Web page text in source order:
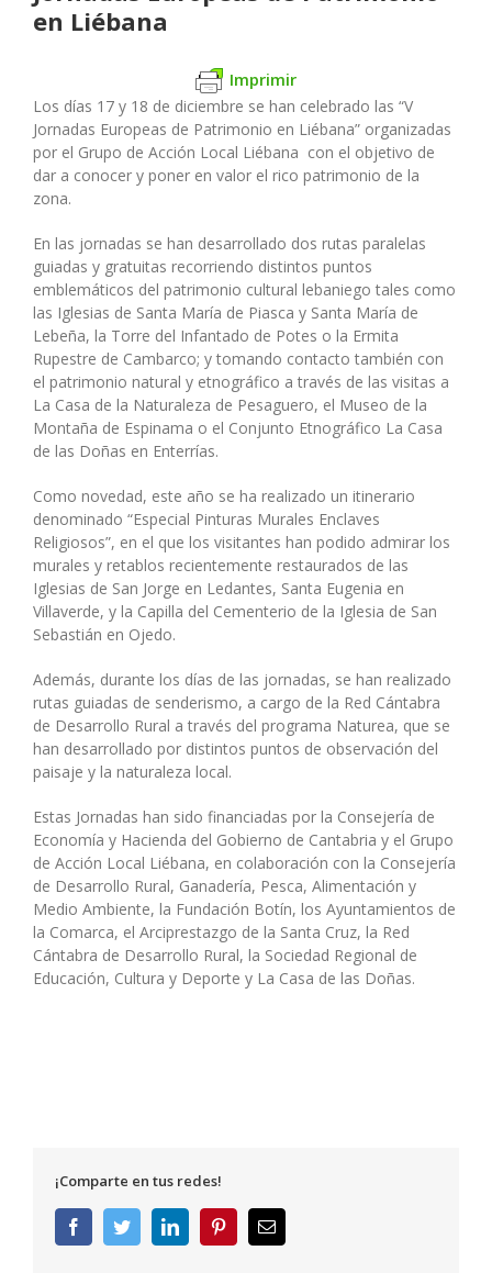
en Liébana
Imprimir
Los días 17 y 18 de diciembre se han celebrado las “V
Jornadas Europeas de Patrimonio en Liébana” organizadas
por el Grupo de Acción Local Liébana con el objetivo de
dar a conocer y poner en valor el rico patrimonio de la
zona.
En las jornadas se han desarrollado dos rutas paralelas
guiadas y gratuitas recorriendo distintos puntos
emblemáticos del patrimonio cultural lebaniego tales como
las Iglesias de Santa María de Piasca y Santa María de
Lebeña, la Torre del Infantado de Potes o la Ermita
Rupestre de Cambarco; y tomando contacto también con
el patrimonio natural y etnográfico a través de las visitas a
La Casa de la Naturaleza de Pesaguero, el Museo de la
Montaña de Espinama o el Conjunto Etnográfico La Casa
de las Doñas en Enterrías.
Como novedad, este año se ha realizado un itinerario
denominado “Especial Pinturas Murales Enclaves
Religiosos”, en el que los visitantes han podido admirar los
murales y retablos recientemente restaurados de las
Iglesias de San Jorge en Ledantes, Santa Eugenia en
Villaverde, y la Capilla del Cementerio de la Iglesia de San
Sebastián en Ojedo.
Además, durante los días de las jornadas, se han realizado
rutas guiadas de senderismo, a cargo de la Red Cántabra
de Desarrollo Rural a través del programa Naturea, que se
han desarrollado por distintos puntos de observación del
paisaje y la naturaleza local.
Estas Jornadas han sido financiadas por la Consejería de
Economía y Hacienda del Gobierno de Cantabria y el Grupo
de Acción Local Liébana, en colaboración con la Consejería
de Desarrollo Rural, Ganadería, Pesca, Alimentación y
Medio Ambiente, la Fundación Botín, los Ayuntamientos de
la Comarca, el Arciprestazgo de la Santa Cruz, la Red
Cántabra de Desarrollo Rural, la Sociedad Regional de
Educación, Cultura y Deporte y La Casa de las Doñas.
¡Comparte en tus redes!
FacebookTwitterLinkedInPinterestCorreo
electrónico